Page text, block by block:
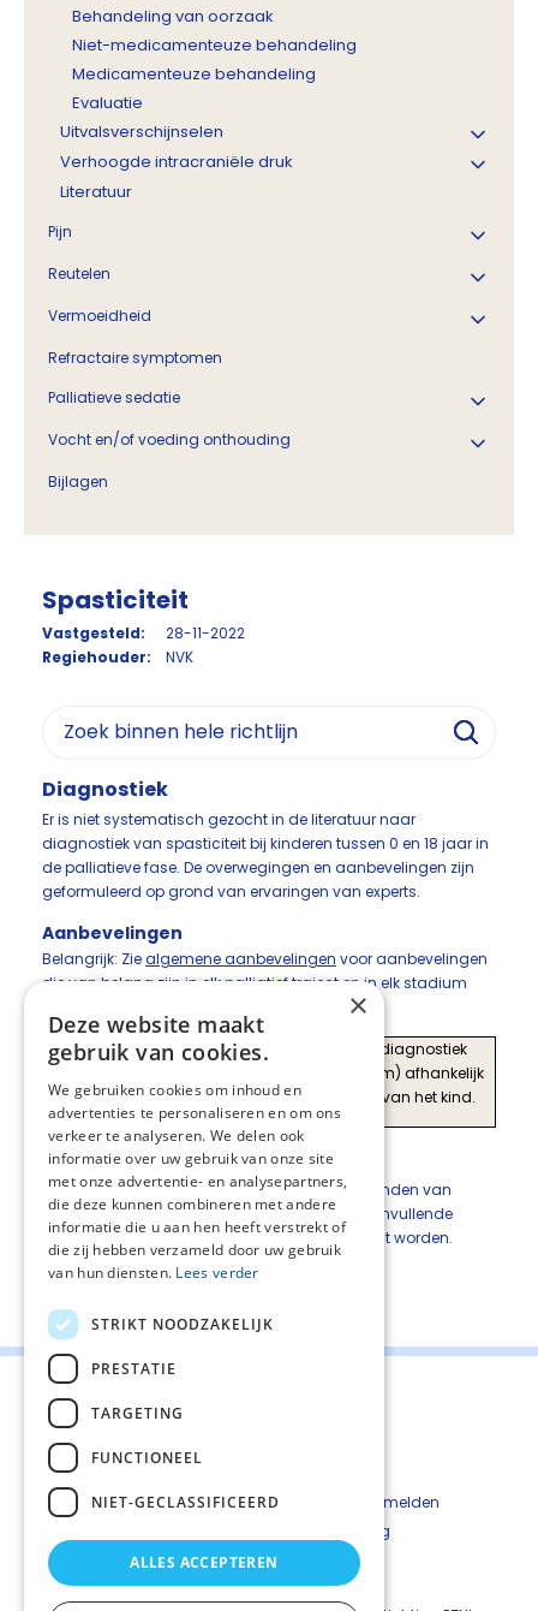
Behandeling van oorzaak
Niet-medicamenteuze behandeling
Medicamenteuze behandeling
Evaluatie
Uitvalsverschijnselen
Verhoogde intracraniële druk
Literatuur
Pijn
Reutelen
Vermoeidheid
Refractaire symptomen
Palliatieve sedatie
Vocht en/of voeding onthouding
Bijlagen
Spasticiteit
Vastgesteld:
28-11-2022
Regiehouder:
NVK
Diagnostiek
Er is niet systematisch gezocht in de literatuur naar
diagnostiek van spasticiteit bij kinderen tussen 0 en 18 jaar in
de palliatieve fase. De overwegingen en aanbevelingen zijn
geformuleerd op grond van ervaringen van experts.
Aanbevelingen
Belangrijk: Ziealgemene aanbevelingen voor aanbevelingen
die van belang zijn in elk palliatief traject en in elk stadium
Overweeg
aanbeveling
Overweeg aanvullende diagnostiek
(MRI cerebrum of myelum) afhankelijk
van situatie en conditie van het kind.
Overwegingen
Afhankelijk van de noodzaak een oorzaak te vinden van
spasticiteit en de conditie van het kind kan aanvullende
diagnostiek (MRI-cerebrum of myelum) verricht worden.
Deel deze pagina:
Contact
Kwetsbaarheid melden
Privacyverkaring
Disclaimer
×
Deze website maakt
gebruik van cookies.
We gebruiken cookies om inhoud en
advertenties te personaliseren en om ons
verkeer te analyseren. We delen ook
informatie over uw gebruik van onze site
met onze advertentie- en analysepartners,
die deze kunnen combineren met andere
informatie die u aan hen heeft verstrekt of
die zij hebben verzameld door uw gebruik
van hun diensten. Lees verder
STRIKT NOODZAKELIJK
PRESTATIE
TARGETING
FUNCTIONEEL
NIET-GECLASSIFICEERD
ALLES ACCEPTEREN